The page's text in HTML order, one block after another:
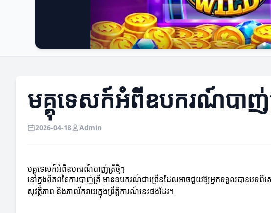
មគ្គុទេសក៍អំពីឧបករណ៍បាញ់
2026-04-18 Admin
មគ្គុទេសក៍អំពីឧបករណ៍បាញ់ត្រីថ្មីៗ
នៅក្នុងពិភពនៃការបាញ់ត្រី មានឧបករណ៍ជាច្រើនដែលអាចជួយឱ្យអ្នកទទួលបានបទពិសោ
សុវត្ថិភាព និងភាពរីករាយក្នុងព្រឹត្តិការណ៍នេះផងដែរ។